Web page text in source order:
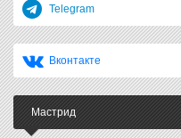
Telegram
Вконтакте
Мастрид